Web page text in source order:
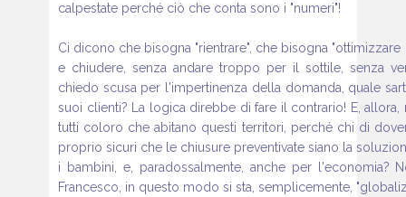
calpestate perché ciò che conta sono i "numeri"!
Ci dicono che bisogna "rientrare", che bisogna
e chiudere, senza andare troppo per il sottile, senza
chiedo scusa per l'impertinenza della domanda, quale
suoi clienti? La logica direbbe di fare il contrario! E,
tutti coloro che abitano questi territori, perché chi di
proprio sicuri che le chiusure preventivate siano la
i bambini, e, paradossalmente, anche per l'economia?
Francesco, in questo modo si sta, semplicemente,